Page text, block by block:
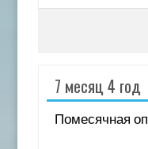
7 месяц 4 год
Помесячная